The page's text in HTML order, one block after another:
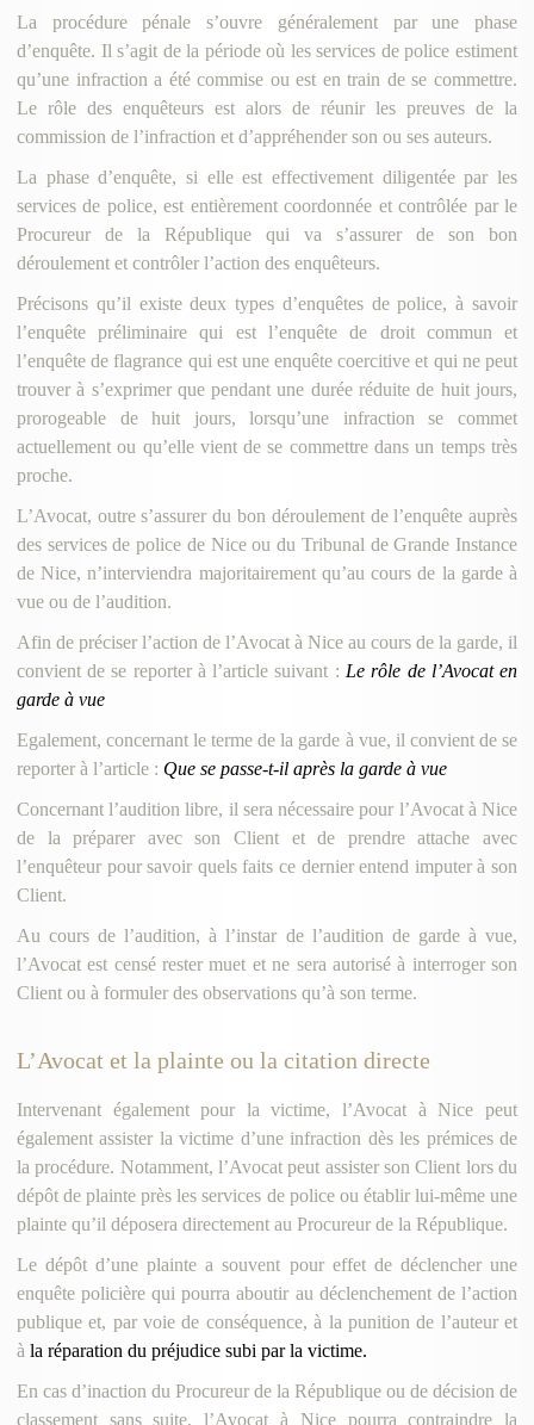
La procédure pénale s’ouvre généralement par une phase
d’enquête. Il s’agit de la période où les services de police estiment
qu’une infraction a été commise ou est en train de se commettre.
Le rôle des enquêteurs est alors de réunir les preuves de la
commission de l’infraction et d’appréhender son ou ses auteurs.
La phase d’enquête, si elle est effectivement diligentée par les
services de police, est entièrement coordonnée et contrôlée par le
Procureur de la République qui va s’assurer de son bon
déroulement et contrôler l’action des enquêteurs.
Précisons qu’il existe deux types d’enquêtes de police, à savoir
l’enquête préliminaire qui est l’enquête de droit commun et
l’enquête de flagrance qui est une enquête coercitive et qui ne peut
trouver à s’exprimer que pendant une durée réduite de huit jours,
prorogeable de huit jours, lorsqu’une infraction se commet
actuellement ou qu’elle vient de se commettre dans un temps très
proche.
L’Avocat, outre s’assurer du bon déroulement de l’enquête auprès
des services de police de Nice ou du Tribunal de Grande Instance
de Nice, n’interviendra majoritairement qu’au cours de la garde à
vue ou de l’audition.
Afin de préciser l’action de l’Avocat à Nice au cours de la garde, il
convient de se reporter à l’article suivant : Le rôle de l’Avocat en
garde à vue
Egalement, concernant le terme de la garde à vue, il convient de se
reporter à l’article : Que se passe-t-il après la garde à vue
Concernant l’audition libre, il sera nécessaire pour l’Avocat à Nice
de la préparer avec son Client et de prendre attache avec
l’enquêteur pour savoir quels faits ce dernier entend imputer à son
Client.
Au cours de l’audition, à l’instar de l’audition de garde à vue,
l’Avocat est censé rester muet et ne sera autorisé à interroger son
Client ou à formuler des observations qu’à son terme.
L’Avocat et la plainte ou la citation directe
Intervenant également pour la victime, l’Avocat à Nice peut
également assister la victime d’une infraction dès les prémices de
la procédure. Notamment, l’Avocat peut assister son Client lors du
dépôt de plainte près les services de police ou établir lui-même une
plainte qu’il déposera directement au Procureur de la République.
Le dépôt d’une plainte a souvent pour effet de déclencher une
enquête policière qui pourra aboutir au déclenchement de l’action
publique et, par voie de conséquence, à la punition de l’auteur et
à la réparation du préjudice subi par la victime.
En cas d’inaction du Procureur de la République ou de décision de
classement sans suite, l’Avocat à Nice pourra contraindre la